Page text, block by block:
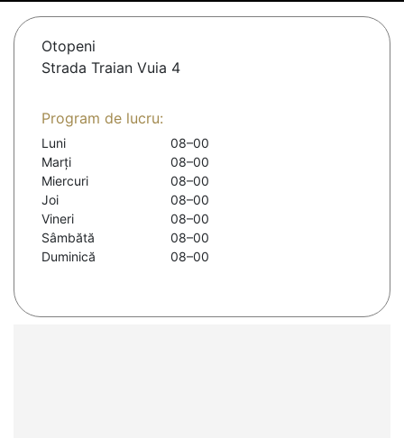
Otopeni
Strada Traian Vuia 4
Program de lucru:
Luni
08–00
Marți
08–00
Miercuri
08–00
Joi
08–00
Vineri
08–00
Sâmbătă
08–00
Duminică
08–00